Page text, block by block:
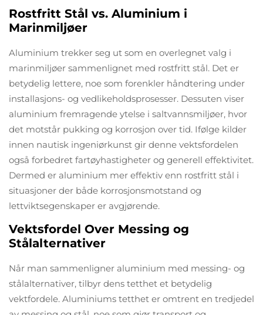
Rostfritt Stål vs. Aluminium i
Marinmiljøer
Aluminium trekker seg ut som en overlegnet valg i
marinmiljøer sammenlignet med rostfritt stål. Det er
betydelig lettere, noe som forenkler håndtering under
installasjons- og vedlikeholdsprosesser. Dessuten viser
aluminium fremragende ytelse i saltvannsmiljøer, hvor
det motstår pukking og korrosjon over tid. Ifølge kilder
innen nautisk ingeniørkunst gir denne vektsfordelen
også forbedret fartøyhastigheter og generell effektivitet.
Dermed er aluminium mer effektiv enn rostfritt stål i
situasjoner der både korrosjonsmotstand og
lettviktsegenskaper er avgjørende.
Vektsfordel Over Messing og
Stålalternativer
Når man sammenligner aluminium med messing- og
stålalternativer, tilbyr dens tetthet et betydelig
vektfordele. Aluminiums tetthet er omtrent en tredjedel